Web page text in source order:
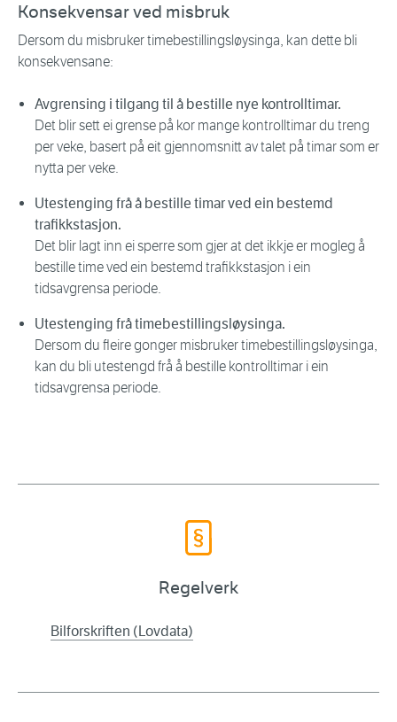
Konsekvensar ved misbruk
Dersom du misbruker timebestillingsløysinga, kan dette bli
konsekvensane:
Avgrensing i tilgang til å bestille nye kontrolltimar.
Det blir sett ei grense på kor mange kontrolltimar du treng
per veke, basert på eit gjennomsnitt av talet på timar som er
nytta per veke.
Utestenging frå å bestille timar ved ein bestemd
trafikkstasjon.
Det blir lagt inn ei sperre som gjer at det ikkje er mogleg å
bestille time ved ein bestemd trafikkstasjon i ein
tidsavgrensa periode.
Utestenging frå timebestillingsløysinga.
Dersom du fleire gonger misbruker timebestillingsløysinga,
kan du bli utestengd frå å bestille kontrolltimar i ein
tidsavgrensa periode.
Regelverk
Bilforskriften (Lovdata)